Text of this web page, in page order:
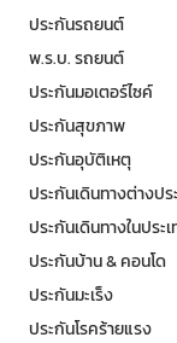
ประกันรถยนต์
พ.ร.บ. รถยนต์
ประกันมอเตอร์ไซค์
ประกันสุขภาพ
ประกันอุบัติเหตุ
ประกันเดินทางต่างปร
ประกันเดินทางในประ
ประกันบ้าน & คอนโด
ประกันมะเร็ง
ประกันโรคร้ายแรง